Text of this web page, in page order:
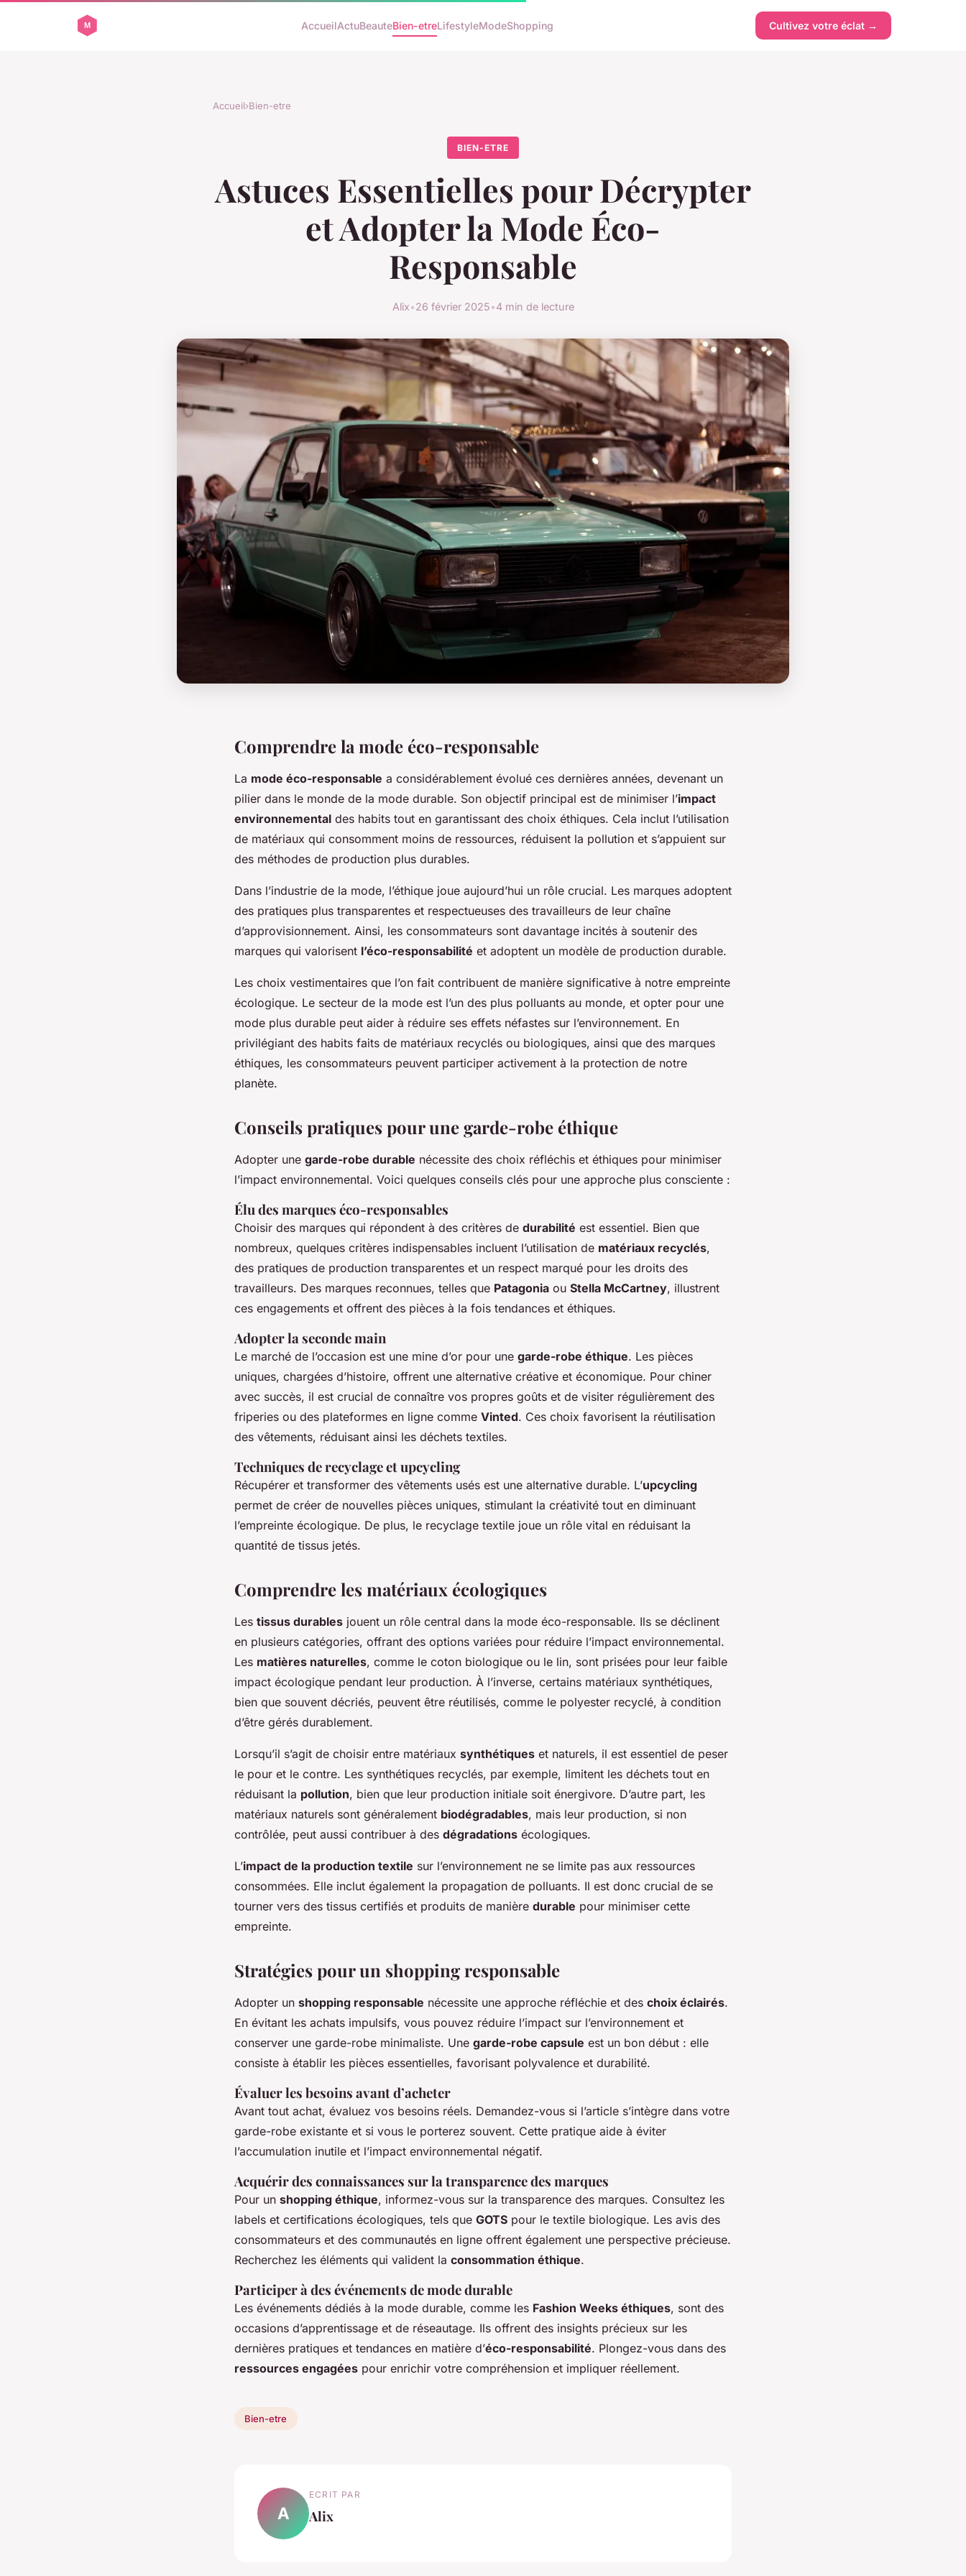
AccueilActuBeauteBien-etreLifestyleModeShopping Cultivez votre éclat →
Accueil›Bien-etre
BIEN-ETRE
Astuces Essentielles pour Décrypter
et Adopter la Mode Éco-
Responsable
Alix•26 février 2025•4 min de lecture
Comprendre la mode éco-responsable
La mode éco-responsable a considérablement évolué ces dernières années, devenant un
pilier dans le monde de la mode durable. Son objectif principal est de minimiser l’impact
environnemental des habits tout en garantissant des choix éthiques. Cela inclut l’utilisation
de matériaux qui consomment moins de ressources, réduisent la pollution et s’appuient sur
des méthodes de production plus durables.
Dans l’industrie de la mode, l’éthique joue aujourd’hui un rôle crucial. Les marques adoptent
des pratiques plus transparentes et respectueuses des travailleurs de leur chaîne
d’approvisionnement. Ainsi, les consommateurs sont davantage incités à soutenir des
marques qui valorisent l’éco-responsabilité et adoptent un modèle de production durable.
Les choix vestimentaires que l’on fait contribuent de manière significative à notre empreinte
écologique. Le secteur de la mode est l’un des plus polluants au monde, et opter pour une
mode plus durable peut aider à réduire ses effets néfastes sur l’environnement. En
privilégiant des habits faits de matériaux recyclés ou biologiques, ainsi que des marques
éthiques, les consommateurs peuvent participer activement à la protection de notre
planète.
Conseils pratiques pour une garde-robe éthique
Adopter une garde-robe durable nécessite des choix réfléchis et éthiques pour minimiser
l’impact environnemental. Voici quelques conseils clés pour une approche plus consciente :
Élu des marques éco-responsables
Choisir des marques qui répondent à des critères de durabilité est essentiel. Bien que
nombreux, quelques critères indispensables incluent l’utilisation de matériaux recyclés,
des pratiques de production transparentes et un respect marqué pour les droits des
travailleurs. Des marques reconnues, telles que Patagonia ou Stella McCartney, illustrent
ces engagements et offrent des pièces à la fois tendances et éthiques.
Adopter la seconde main
Le marché de l’occasion est une mine d’or pour une garde-robe éthique. Les pièces
uniques, chargées d’histoire, offrent une alternative créative et économique. Pour chiner
avec succès, il est crucial de connaître vos propres goûts et de visiter régulièrement des
friperies ou des plateformes en ligne comme Vinted. Ces choix favorisent la réutilisation
des vêtements, réduisant ainsi les déchets textiles.
Techniques de recyclage et upcycling
Récupérer et transformer des vêtements usés est une alternative durable. L’upcycling
permet de créer de nouvelles pièces uniques, stimulant la créativité tout en diminuant
l’empreinte écologique. De plus, le recyclage textile joue un rôle vital en réduisant la
quantité de tissus jetés.
Comprendre les matériaux écologiques
Les tissus durables jouent un rôle central dans la mode éco-responsable. Ils se déclinent
en plusieurs catégories, offrant des options variées pour réduire l’impact environnemental.
Les matières naturelles, comme le coton biologique ou le lin, sont prisées pour leur faible
impact écologique pendant leur production. À l’inverse, certains matériaux synthétiques,
bien que souvent décriés, peuvent être réutilisés, comme le polyester recyclé, à condition
d’être gérés durablement.
Lorsqu’il s’agit de choisir entre matériaux synthétiques et naturels, il est essentiel de peser
le pour et le contre. Les synthétiques recyclés, par exemple, limitent les déchets tout en
réduisant la pollution, bien que leur production initiale soit énergivore. D’autre part, les
matériaux naturels sont généralement biodégradables, mais leur production, si non
contrôlée, peut aussi contribuer à des dégradations écologiques.
L’impact de la production textile sur l’environnement ne se limite pas aux ressources
consommées. Elle inclut également la propagation de polluants. Il est donc crucial de se
tourner vers des tissus certifiés et produits de manière durable pour minimiser cette
empreinte.
Stratégies pour un shopping responsable
Adopter un shopping responsable nécessite une approche réfléchie et des choix éclairés.
En évitant les achats impulsifs, vous pouvez réduire l’impact sur l’environnement et
conserver une garde-robe minimaliste. Une garde-robe capsule est un bon début : elle
consiste à établir les pièces essentielles, favorisant polyvalence et durabilité.
Évaluer les besoins avant d’acheter
Avant tout achat, évaluez vos besoins réels. Demandez-vous si l’article s’intègre dans votre
garde-robe existante et si vous le porterez souvent. Cette pratique aide à éviter
l’accumulation inutile et l’impact environnemental négatif.
Acquérir des connaissances sur la transparence des marques
Pour un shopping éthique, informez-vous sur la transparence des marques. Consultez les
labels et certifications écologiques, tels que GOTS pour le textile biologique. Les avis des
consommateurs et des communautés en ligne offrent également une perspective précieuse.
Recherchez les éléments qui valident la consommation éthique.
Participer à des événements de mode durable
Les événements dédiés à la mode durable, comme les Fashion Weeks éthiques, sont des
occasions d’apprentissage et de réseautage. Ils offrent des insights précieux sur les
dernières pratiques et tendances en matière d’éco-responsabilité. Plongez-vous dans des
ressources engagées pour enrichir votre compréhension et impliquer réellement.
Bien-etre
A
ECRIT PAR
Alix